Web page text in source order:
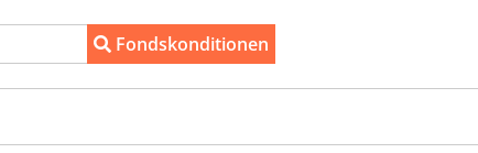
Fondskonditionen